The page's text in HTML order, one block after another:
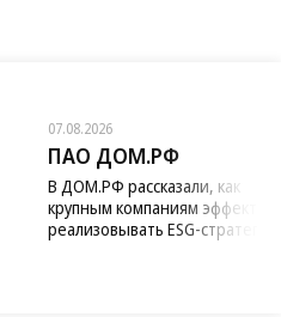
07.08.2026
ПАО ДОМ.РФ
В ДОМ.РФ рассказали, как
крупным компаниям
реализовывать ESG-стратегию